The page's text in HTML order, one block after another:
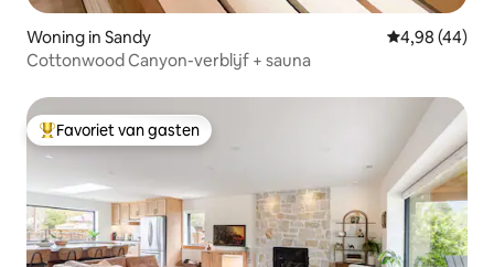
Woning in Sandy Gemiddelde
4,98 (44)
Cottonwood Canyon-verblijf + sauna
Topfavoriet van gasten
Favoriet van gasten